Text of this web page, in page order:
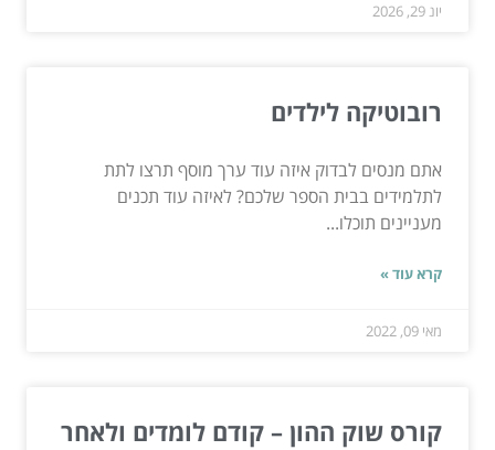
יונ 29, 2026
רובוטיקה לילדים
אתם מנסים לבדוק איזה עוד ערך מוסף תרצו לתת
לתלמידים בבית הספר שלכם? לאיזה עוד תכנים
מעניינים תוכלו...
קרא עוד »
מאי 09, 2022
קורס שוק ההון – קודם לומדים ולאחר